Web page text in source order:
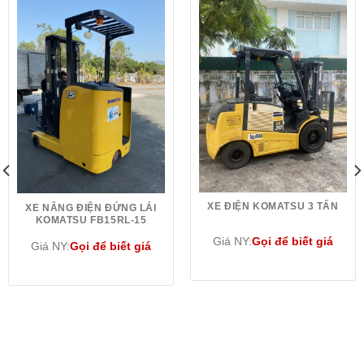
XE NÂNG ĐIỆN ĐỨNG LÁI
KOMATSU FB15RL-15
Giá NY:Gọi để biết giá
XE ĐIỆN KOMATSU 3 TẤN
Giá NY:Gọi để biết giá